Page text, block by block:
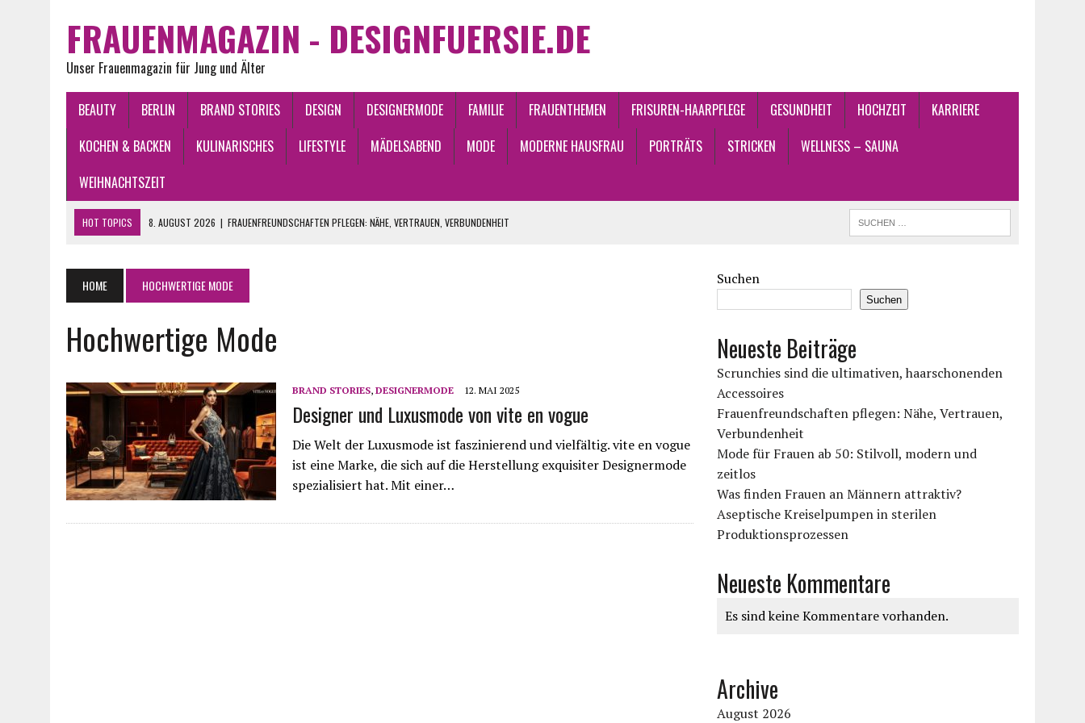
FRAUENMAGAZIN - DESIGNFUERSIE.DE
Unser Frauenmagazin für Jung und Älter
BEAUTY BERLIN BRAND STORIES DESIGN DESIGNERMODE FAMILIE FRAUENTHEMEN FRISUREN-HAARPFLEGE GESUNDHEIT HOCHZEIT
KARRIERE
KOCHEN & BACKEN
KULINARISCHES LIFESTYLE MÄDELSABEND MODE MODERNE HAUSFRAU PORTRÄTS STRICKEN
WELLNESS – SAUNA
WEIHNACHTSZEIT
HOT TOPICS 8. AUGUST 2026 | FRAUENFREUNDSCHAFTEN PFLEGEN: NÄHE, VERTRAUEN, VERBUNDENHEIT
4. JUNI 2026 | ASEPTISCHE KREISELPUMPEN IN STERILEN PRODUKTIONSPROZESSEN
8. AUGUST 2026
SCRUNCHIES SIND DIE ULTIMATIVEN, HAARSCHONENDEN ACCESSOIRES
HOME HOCHWERTIGE MODE
Hochwertige Mode
BRAND STORIES, DESIGNERMODE 12. MAI 2025
Designer und Luxusmode von vite en vogue
Die Welt der Luxusmode ist faszinierend und vielfältig. vite en vogue
ist eine Marke, die sich auf die Herstellung exquisiter Designermode
spezialisiert hat. Mit einer…
Suchen
Suchen
Neueste Beiträge
Scrunchies sind die ultimativen, haarschonenden
Accessoires
Frauenfreundschaften pflegen: Nähe, Vertrauen,
Verbundenheit
Mode für Frauen ab 50: Stilvoll, modern und
zeitlos
Was finden Frauen an Männern attraktiv?
Aseptische Kreiselpumpen in sterilen
Produktionsprozessen
Neueste Kommentare
Es sind keine Kommentare vorhanden.
Archive
August 2026